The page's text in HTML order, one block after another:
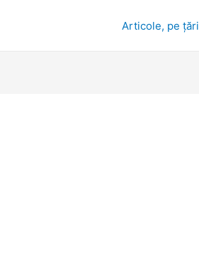
Articole, pe țări